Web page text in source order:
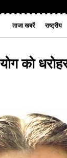
ताजा खबरें राष्ट्रीय
को